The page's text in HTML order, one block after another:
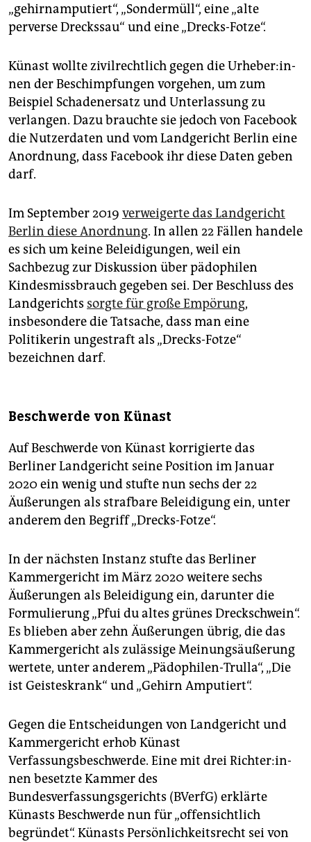
„gehirnamputiert“, „Sondermüll“, eine „alte
perverse Dreckssau“ und eine „Drecks-Fotze“.
Künast wollte zivilrechtlich gegen die Ur­he­be­r:in­
nen der Beschimpfungen vorgehen, um zum
Beispiel Schadenersatz und Unterlassung zu
verlangen. Dazu brauchte sie jedoch von Facebook
die Nutzerdaten und vom Landgericht Berlin eine
Anordnung, dass Facebook ihr diese Daten geben
darf.
Im September 2019 verweigerte das Landgericht
Berlin diese Anordnung. In allen 22 Fällen handele
es sich um keine Beleidigungen, weil ein
Sachbezug zur Diskussion über pädophilen
Kindesmissbrauch gegeben sei. Der Beschluss des
Landgerichts sorgte für große Empörung,
insbesondere die Tatsache, dass man eine
Politikerin ungestraft als „Drecks-Fotze“
bezeichnen darf.
Beschwerde von Künast
Auf Beschwerde von Künast korrigierte das
Berliner Landgericht seine Position im Januar
2020 ein wenig und stufte nun sechs der 22
Äußerungen als strafbare Beleidigung ein, unter
anderem den Begriff „Drecks-Fotze“.
In der nächsten Instanz stufte das Berliner
Kammergericht im März 2020 weitere sechs
Äußerungen als Beleidigung ein, darunter die
Formulierung „Pfui du altes grünes Dreckschwein“.
Es blieben aber zehn Äußerungen übrig, die das
Kammergericht als zulässige Meinungsäußerung
wertete, unter anderem „Pädophilen-Trulla“, „Die
ist Geisteskrank“ und „Gehirn Amputiert“.
Gegen die Entscheidungen von Landgericht und
Kammergericht erhob Künast
Verfassungsbeschwerde. Eine mit drei Rich­te­r:in­
nen besetzte Kammer des
Bundesverfassungsgerichts (BVerfG) erklärte
Künasts Beschwerde nun für „offensichtlich
begründet“. Künasts Persönlichkeitsrecht sei von